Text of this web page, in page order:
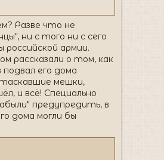
Разве что не
ни с того ни с сего
российской армии.
рассказали о том, как
его дома
мешки,
и всё! Специально
предупредить, в
дома могли бы